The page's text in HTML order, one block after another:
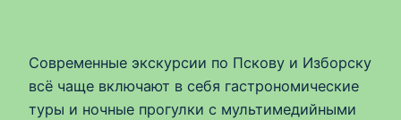
Современные экскурсии по Пскову и Изборску
всё чаще включают в себя гастрономические
туры и ночные прогулки с мультимедийными